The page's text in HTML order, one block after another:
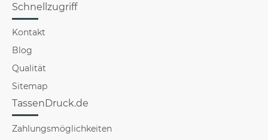
Schnellzugriff
Kontakt
Blog
Qualität
Sitemap
TassenDruck.de
Zahlungsmöglichkeiten